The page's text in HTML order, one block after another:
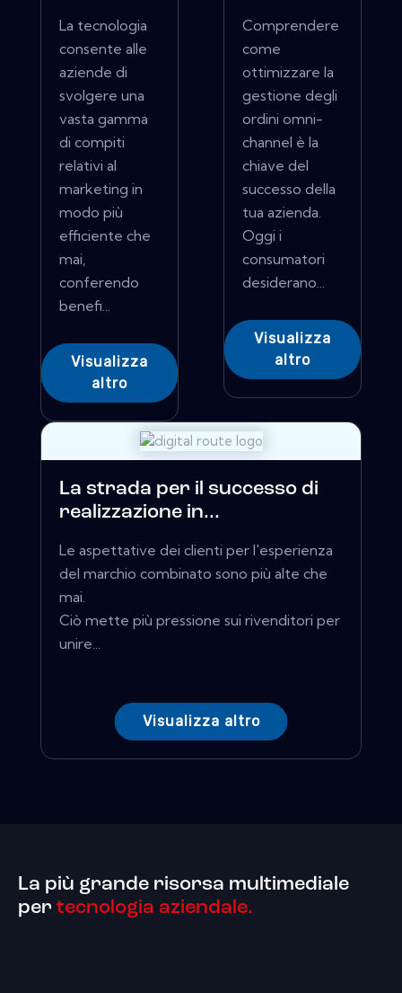
La tecnologia
consente alle
aziende di
svolgere una
vasta gamma
di compiti
relativi al
marketing in
modo più
efficiente che
mai,
conferendo
benefi...
Visualizza
altro
Comprendere
come
ottimizzare la
gestione degli
ordini omni-
channel è la
chiave del
successo della
tua azienda.
Oggi i
consumatori
desiderano...
Visualizza
altro
La strada per il successo di
realizzazione in...
Le aspettative dei clienti per l'esperienza
del marchio combinato sono più alte che
mai.
Ciò mette più pressione sui rivenditori per
unire...
Visualizza altro
La più grande risorsa multimediale
per tecnologia aziendale.